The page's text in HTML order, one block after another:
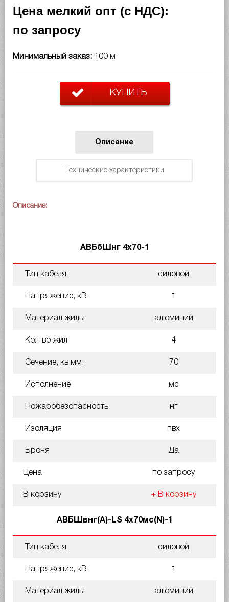
Цена мелкий опт (с НДС):
по запросу
Минимальный заказ: 100 м
КУПИТЬ
Описание
Технические характеристики
Описание:
АВБбШнг 4х70-1
Тип кабеля силовой
Напряжение, кВ 1
Материал жилы алюминий
Кол-во жил 4
Сечение, кв.мм. 70
Исполнение мс
Пожаробезопасность нг
Изоляция пвх
Броня Да
Цена по запросу
В корзину + В корзину
АВБШвнг(A)-LS 4х70мс(N)-1
Тип кабеля силовой
Напряжение, кВ 1
Материал жилы алюминий